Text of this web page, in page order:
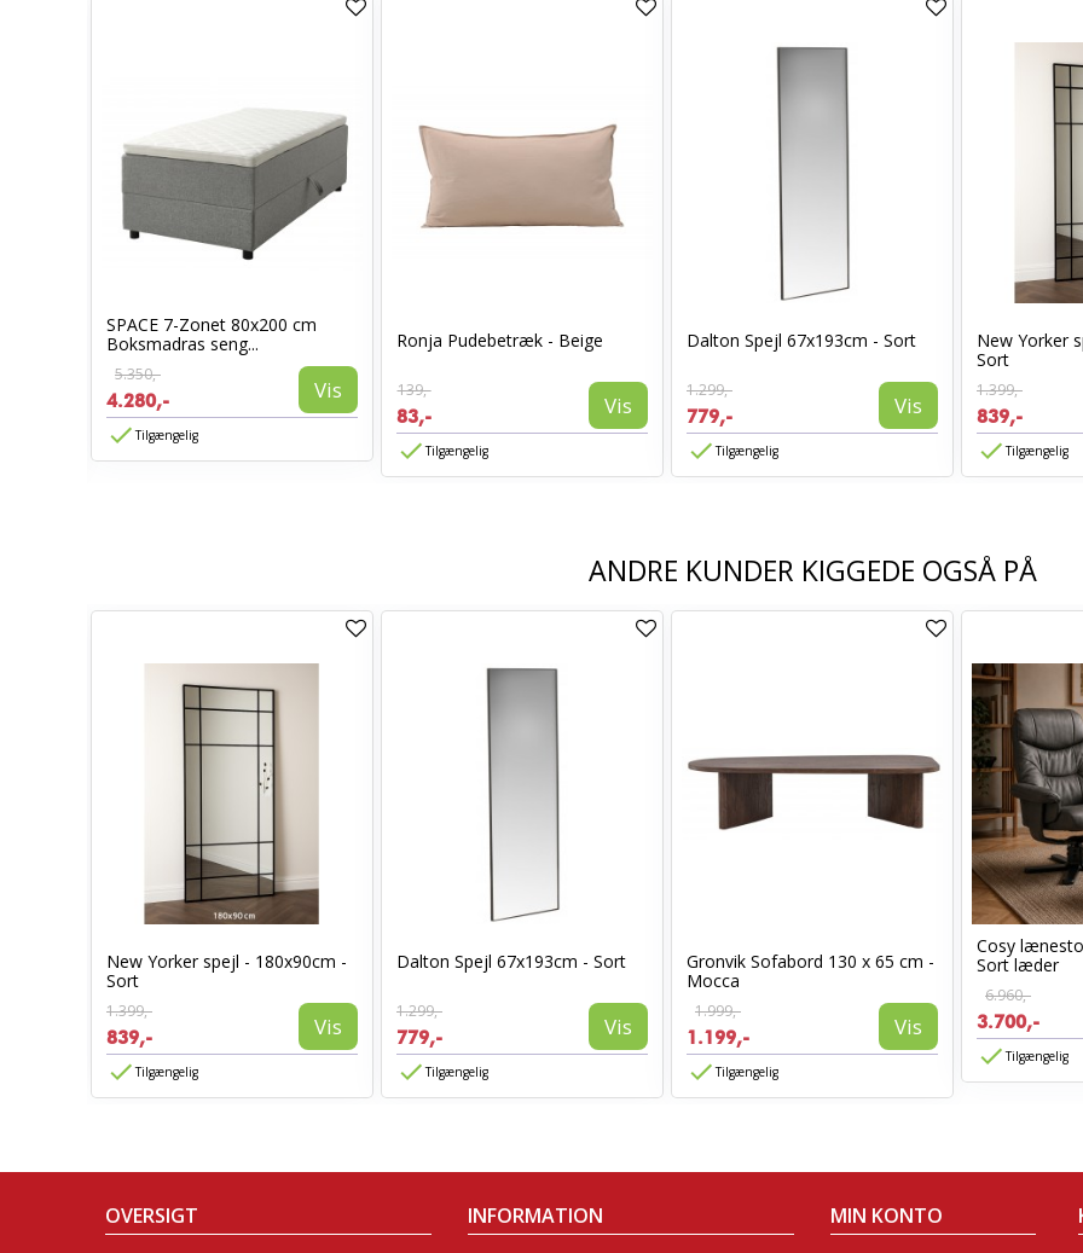
SPACE 7-Zonet 80x200 cm
Boksmadras seng...
5.350,-
4.280,- Vis
Tilgængelig
Ronja Pudebetræk - Beige
139,-
83,- Vis
Tilgængelig
Dalton Spejl 67x193cm - Sort
1.299,-
779,- Vis
Tilgængelig
New Yorker
Sort
1.399,-
839,-
Tilgængelig
ANDRE KUNDER KIGGEDE OGSÅ PÅ
New Yorker spejl - 180x90cm -
Sort
1.399,-
839,- Vis
Tilgængelig
Dalton Spejl 67x193cm - Sort
1.299,-
779,- Vis
Tilgængelig
Gronvik Sofabord 130 x 65 cm -
Mocca
1.999,-
1.199,- Vis
Tilgængelig
Cosy
Sort læder
6.960,-
3.700,-
Tilgængelig
OVERSIGT INFORMATION MIN KONTO